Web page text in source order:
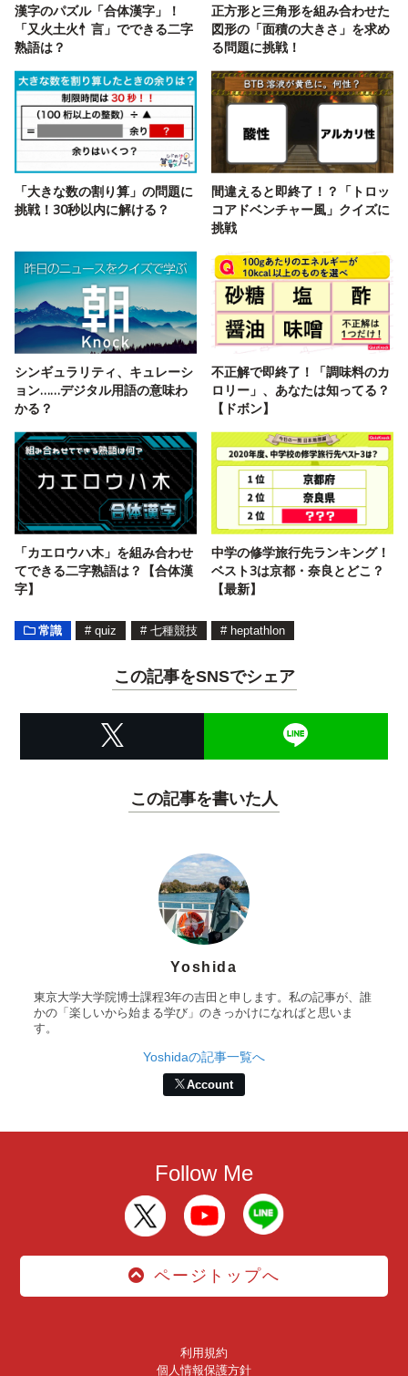
漢字のパズル「合体漢字」！
「又火土火忄言」でできる二字
熟語は？
正方形と三角形を組み合わせた
図形の「面積の大きさ」を求め
る問題に挑戦！
「大きな数の割り算」の問題に
挑戦！30秒以内に解ける？
間違えると即終了！？「トロッ
コアドベンチャー風」クイズに
挑戦
シンギュラリティ、キュレーシ
ョン……デジタル用語の意味わ
かる？
不正解で即終了！「調味料のカ
ロリー」、あなたは知ってる？
【ドボン】
「カエロウハ木」を組み合わせ
てできる二字熟語は？【合体漢
字】
中学の修学旅行先ランキング！
ベスト3は京都・奈良とどこ？
【最新】
常識 # quiz # 七種競技 # heptathlon
この記事をSNSでシェア
この記事を書いた人
Yoshida
東京大学大学院博士課程3年の吉田と申します。私の記事が、誰
かの「楽しいから始まる学び」のきっかけになればと思いま
す。
Yoshidaの記事一覧へ
Account
Follow Me
ページトップへ
利用規約
個人情報保護方針